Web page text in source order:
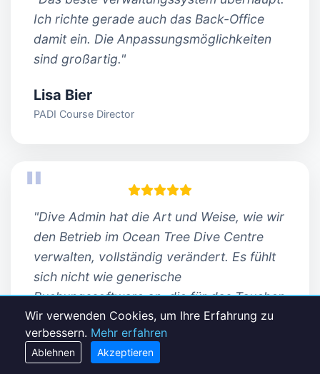
Ich richte gerade auch das Back-Office
damit ein. Die Anpassungsmöglichkeiten
sind großartig."
Lisa Bier
PADI Course Director
"Dive Admin hat die Art und Weise, wie wir
den Betrieb im Ocean Tree Dive Centre
verwalten, vollständig verändert. Es fühlt
sich nicht wie generische
Buchungssoftware an, die für das Tauchen
angepasst wurde – es fühlt sich wie ein
System an, das von Menschen entwickelt
wurde, die wirklich verstehen, wie man ein
Wir verwenden Cookies, um Ihre Erfahrung zu
verbessern. Mehr erfahren
Ablehnen Akzeptieren